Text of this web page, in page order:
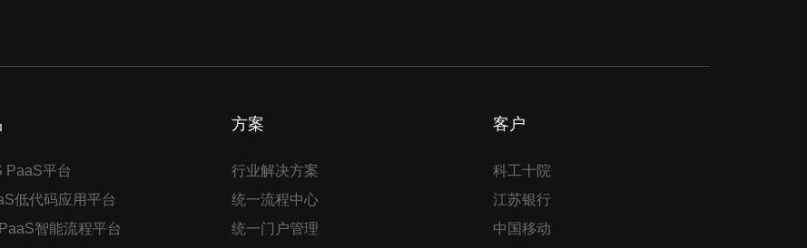
PaaS平台
低代码应用平台
智能流程平台
方案
行业解决方案
统一流程中心
统一门户管理
客户
科工十院
江苏银行
中国移动